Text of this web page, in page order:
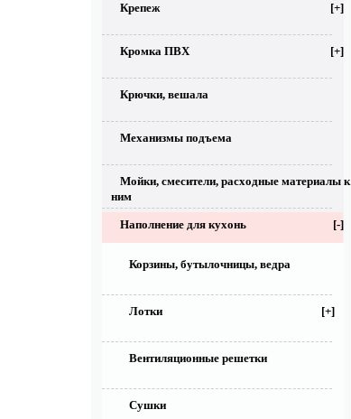
Крепеж [+]
Кромка ПВХ [+]
Крючки, вешала
Механизмы подъема
Мойки, смесители, расходные материалы к
ним
Наполнение для кухонь [-]
Корзины, бутылочницы, ведра
Лотки [+]
Вентиляционные решетки
Сушки